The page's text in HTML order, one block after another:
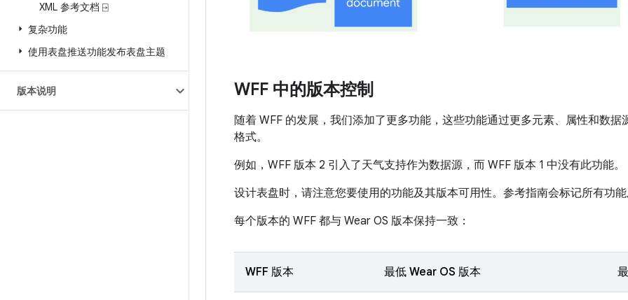
XML 参考文档 ⍈
复杂功能
使用表盘推送功能发布表盘主题
版本说明 WFF 中的版本控制
随着 WFF 的发展，我们添加了更多功能，这些功能通过更多元素、属性和数
格式。
例如，WFF 版本 2 引入了天气支持作为数据源，而 WFF 版本 1 中没有此功能。
设计表盘时，请注意您要使用的功能及其版本可用性。参考指南会标记所有功
每个版本的 WFF 都与 Wear OS 版本保持一致：
WFF 版本 最低 Wear OS 版本